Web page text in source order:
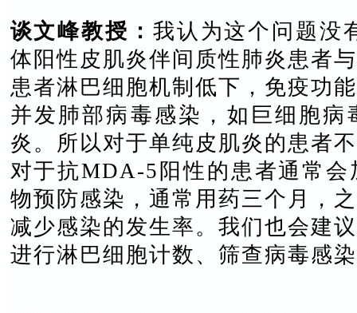
谈文峰教授： 我认为这个问题没
体阳性皮肌炎伴间质性肺炎患者
患者淋巴细胞机制低下，免疫功
并发肺部病毒感染，如巨细胞
炎。所以对于单纯皮肌炎的患者
对于抗MDA-5阳性的患者通常
物预防感染，通常用药三个月，
减少感染的发生率。我们也会建
进行淋巴细胞计数、筛查病毒感